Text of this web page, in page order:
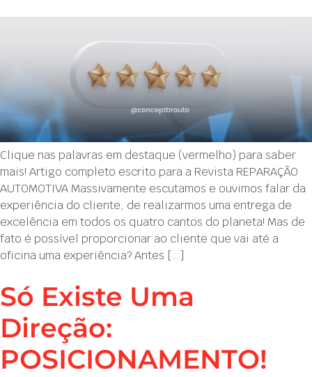
Clique nas palavras em destaque (vermelho) para saber
mais! Artigo completo escrito para a Revista REPARAÇÃO
AUTOMOTIVA Massivamente escutamos e ouvimos falar da
experiência do cliente, de realizarmos uma entrega de
excelência em todos os quatro cantos do planeta! Mas de
fato é possível proporcionar ao cliente que vai até a
oficina uma experiência? Antes […]
Só Existe Uma
Direção:
POSICIONAMENTO!